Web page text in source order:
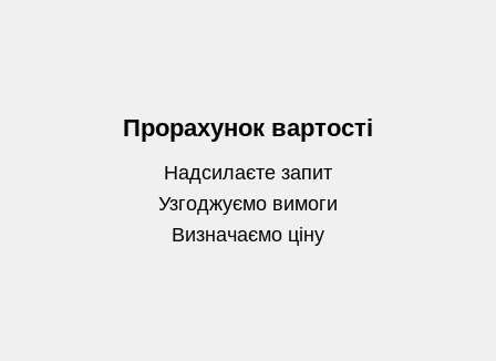
Прорахунок вартості
Надсилаєте запит
Узгоджуємо вимоги
Визначаємо ціну